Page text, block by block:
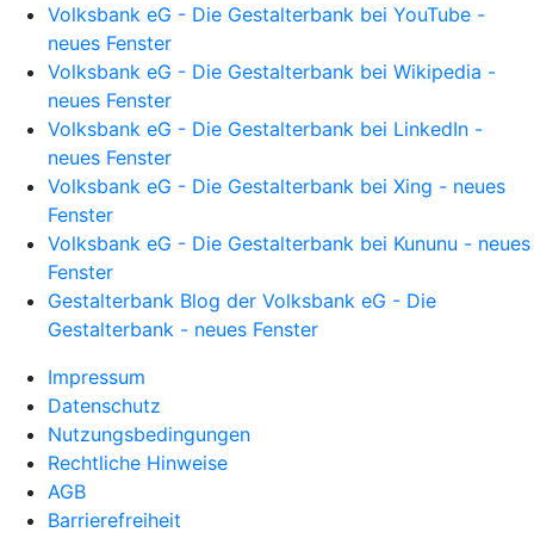
Volksbank eG - Die Gestalterbank bei YouTube -
neues Fenster
Volksbank eG - Die Gestalterbank bei Wikipedia -
neues Fenster
Volksbank eG - Die Gestalterbank bei LinkedIn -
neues Fenster
Volksbank eG - Die Gestalterbank bei Xing - neues
Fenster
Volksbank eG - Die Gestalterbank bei Kununu - neues
Fenster
Gestalterbank Blog der Volksbank eG - Die
Gestalterbank - neues Fenster
Impressum
Datenschutz
Nutzungsbedingungen
Rechtliche Hinweise
AGB
Barrierefreiheit